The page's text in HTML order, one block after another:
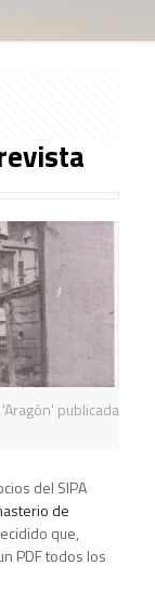
publicada
del SIPA
de
que,
PDF todos los